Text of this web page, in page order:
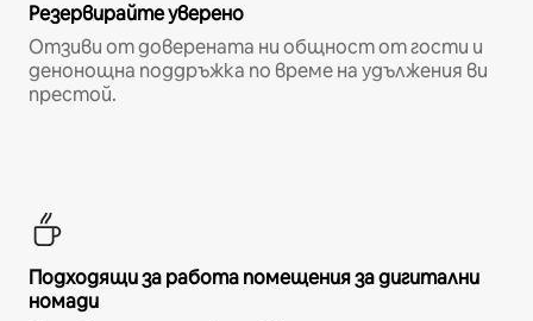
Резервирайте уверено
Отзиви от доверената ни общност от гости и
денонощна поддръжка по време на удължения ви
престой.
Подходящи за работа помещения за дигитални
номади